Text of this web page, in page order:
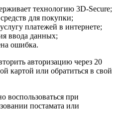
технологию 3D-Secure;
для покупки;
платежей в интернете;
ввода данных;
ошибка.
авторизацию через 20
картой или обратиться в свой
воспользоваться при
постамата или